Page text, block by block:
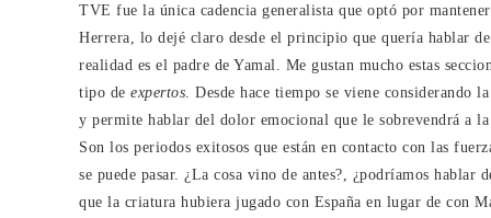
TVE fue la única cadencia generalista que optó por
Herrera, lo dejé claro desde el principio que quería hablar
realidad es el padre de Yamal. Me gustan mucho estas
tipo de expertos. Desde hace tiempo se viene considerando
y permite hablar del dolor emocional que le sobrevendrá a
Son los periodos exitosos que están en contacto con las
se puede pasar. ¿La cosa vino de antes?, ¿podríamos
que la criatura hubiera jugado con España en lugar de con